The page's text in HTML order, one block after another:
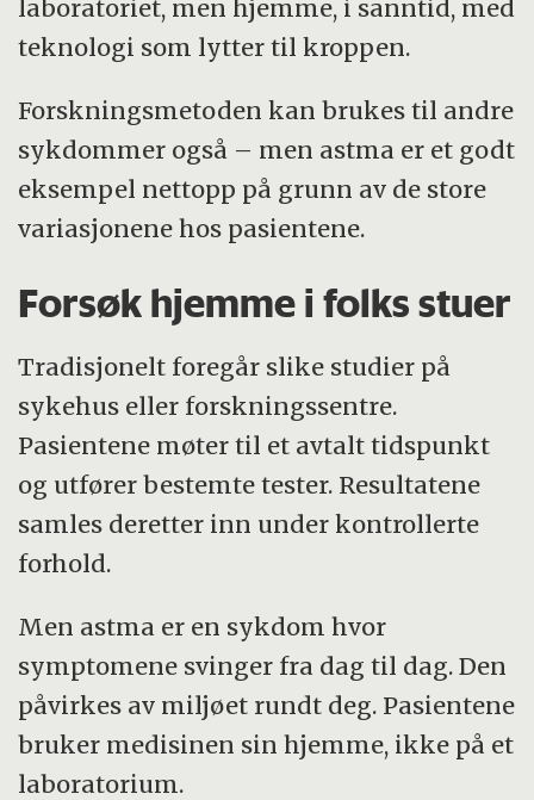
laboratoriet, men hjemme, i sanntid, med
teknologi som lytter til kroppen.
Forskningsmetoden kan brukes til andre
sykdommer også – men astma er et godt
eksempel nettopp på grunn av de store
variasjonene hos pasientene.
Forsøk hjemme i folks stuer
Tradisjonelt foregår slike studier på
sykehus eller forskningssentre.
Pasientene møter til et avtalt tidspunkt
og utfører bestemte tester. Resultatene
samles deretter inn under kontrollerte
forhold.
Men astma er en sykdom hvor
symptomene svinger fra dag til dag. Den
påvirkes av miljøet rundt deg. Pasientene
bruker medisinen sin hjemme, ikke på et
laboratorium.